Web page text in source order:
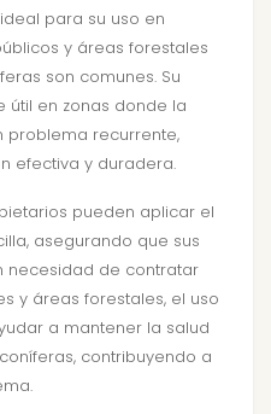
ideal para su uso en
y áreas forestales
son comunes. Su
útil en zonas donde la
problema recurrente,
efectiva y duradera.
pueden aplicar el
asegurando que sus
necesidad de contratar
y áreas forestales, el uso
a mantener la salud
contribuyendo a